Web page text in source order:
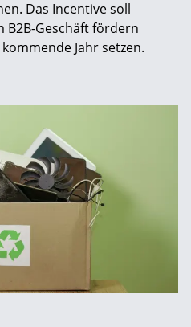
Das Incentive soll
B2B-Geschäft fördern
Jahr setzen.